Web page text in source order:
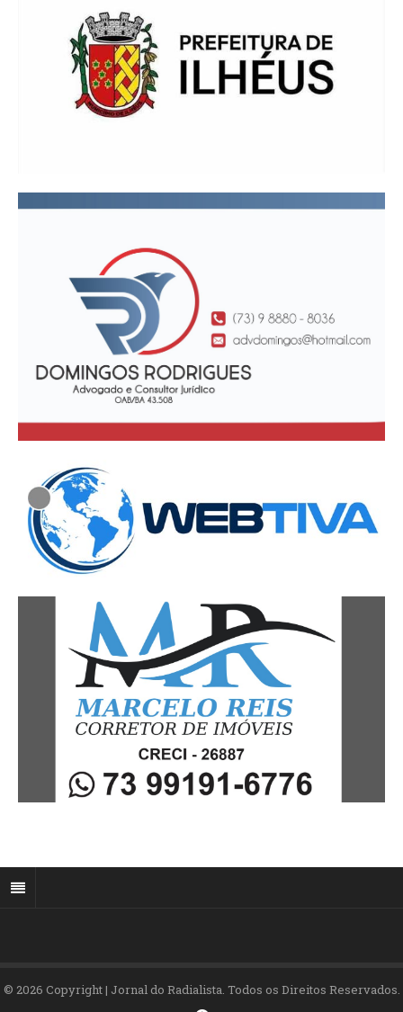
© 2026 Copyright | Jornal do Radialista. Todos os Direitos Reservados.